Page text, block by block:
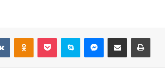
VKontakteOdnoklassniki
Pocket Skype Messenger
E-Posta ile paylaş Yazdır